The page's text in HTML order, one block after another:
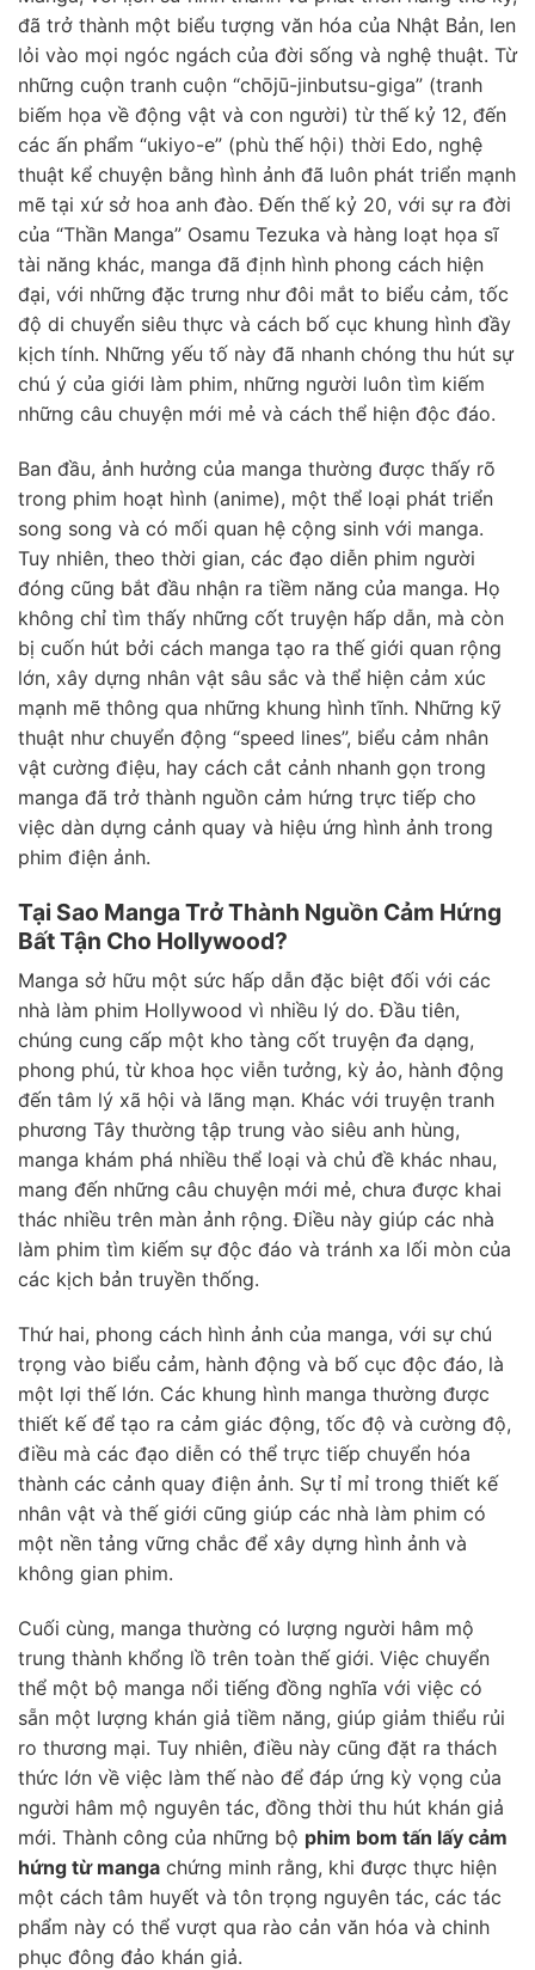
đã trở thành một biểu tượng văn hóa của Nhật Bản, len
lỏi vào mọi ngóc ngách của đời sống và nghệ thuật. Từ
những cuộn tranh cuộn “chōjū-jinbutsu-giga” (tranh
biếm họa về động vật và con người) từ thế kỷ 12, đến
các ấn phẩm “ukiyo-e” (phù thế hội) thời Edo, nghệ
thuật kể chuyện bằng hình ảnh đã luôn phát triển mạnh
mẽ tại xứ sở hoa anh đào. Đến thế kỷ 20, với sự ra đời
của “Thần Manga” Osamu Tezuka và hàng loạt họa sĩ
tài năng khác, manga đã định hình phong cách hiện
đại, với những đặc trưng như đôi mắt to biểu cảm, tốc
độ di chuyển siêu thực và cách bố cục khung hình đầy
kịch tính. Những yếu tố này đã nhanh chóng thu hút sự
chú ý của giới làm phim, những người luôn tìm kiếm
những câu chuyện mới mẻ và cách thể hiện độc đáo.
Ban đầu, ảnh hưởng của manga thường được thấy rõ
trong phim hoạt hình (anime), một thể loại phát triển
song song và có mối quan hệ cộng sinh với manga.
Tuy nhiên, theo thời gian, các đạo diễn phim người
đóng cũng bắt đầu nhận ra tiềm năng của manga. Họ
không chỉ tìm thấy những cốt truyện hấp dẫn, mà còn
bị cuốn hút bởi cách manga tạo ra thế giới quan rộng
lớn, xây dựng nhân vật sâu sắc và thể hiện cảm xúc
mạnh mẽ thông qua những khung hình tĩnh. Những kỹ
thuật như chuyển động “speed lines”, biểu cảm nhân
vật cường điệu, hay cách cắt cảnh nhanh gọn trong
manga đã trở thành nguồn cảm hứng trực tiếp cho
việc dàn dựng cảnh quay và hiệu ứng hình ảnh trong
phim điện ảnh.
Tại Sao Manga Trở Thành Nguồn Cảm Hứng
Bất Tận Cho Hollywood?
Manga sở hữu một sức hấp dẫn đặc biệt đối với các
nhà làm phim Hollywood vì nhiều lý do. Đầu tiên,
chúng cung cấp một kho tàng cốt truyện đa dạng,
phong phú, từ khoa học viễn tưởng, kỳ ảo, hành động
đến tâm lý xã hội và lãng mạn. Khác với truyện tranh
phương Tây thường tập trung vào siêu anh hùng,
manga khám phá nhiều thể loại và chủ đề khác nhau,
mang đến những câu chuyện mới mẻ, chưa được khai
thác nhiều trên màn ảnh rộng. Điều này giúp các nhà
làm phim tìm kiếm sự độc đáo và tránh xa lối mòn của
các kịch bản truyền thống.
Thứ hai, phong cách hình ảnh của manga, với sự chú
trọng vào biểu cảm, hành động và bố cục độc đáo, là
một lợi thế lớn. Các khung hình manga thường được
thiết kế để tạo ra cảm giác động, tốc độ và cường độ,
điều mà các đạo diễn có thể trực tiếp chuyển hóa
thành các cảnh quay điện ảnh. Sự tỉ mỉ trong thiết kế
nhân vật và thế giới cũng giúp các nhà làm phim có
một nền tảng vững chắc để xây dựng hình ảnh và
không gian phim.
Cuối cùng, manga thường có lượng người hâm mộ
trung thành khổng lồ trên toàn thế giới. Việc chuyển
thể một bộ manga nổi tiếng đồng nghĩa với việc có
sẵn một lượng khán giả tiềm năng, giúp giảm thiểu rủi
ro thương mại. Tuy nhiên, điều này cũng đặt ra thách
thức lớn về việc làm thế nào để đáp ứng kỳ vọng của
người hâm mộ nguyên tác, đồng thời thu hút khán giả
mới. Thành công của những bộ phim bom tấn lấy cảm
hứng từ manga chứng minh rằng, khi được thực hiện
một cách tâm huyết và tôn trọng nguyên tác, các tác
phẩm này có thể vượt qua rào cản văn hóa và chinh
phục đông đảo khán giả.